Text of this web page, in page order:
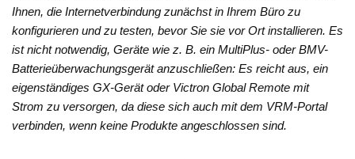
Ihnen, die Internetverbindung zunächst in Ihrem Büro zu
konfigurieren und zu testen, bevor Sie sie vor Ort installieren. Es
ist nicht notwendig, Geräte wie z. B. ein MultiPlus- oder BMV-
Batterieüberwachungsgerät anzuschließen: Es reicht aus, ein
eigenständiges GX-Gerät oder Victron Global Remote mit
Strom zu versorgen, da diese sich auch mit dem VRM-Portal
verbinden, wenn keine Produkte angeschlossen sind.